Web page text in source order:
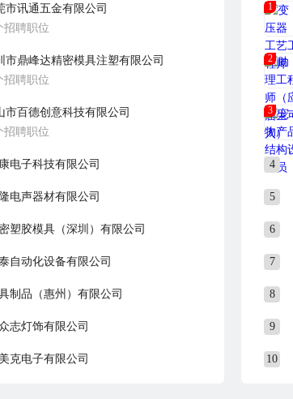
市讯通五金有限公司
招聘职位
市鼎峰达精密模具注塑有限公司
招聘职位
市百德创意科技有限公司
招聘职位
电子科技有限公司
电声器材有限公司
塑胶模具（深圳）有限公司
自动化设备有限公司
制品（惠州）有限公司
志灯饰有限公司
克电子有限公司
1
2
3
4
5
6
7
8
9
10